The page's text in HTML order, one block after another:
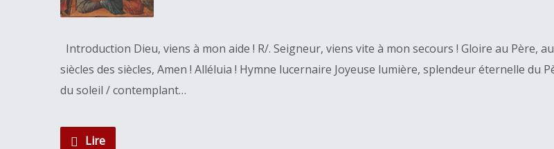
Introduction Dieu, viens à mon aide ! R/. Seigneur, viens vite à mon secours ! Gloire au Père,
siècles des siècles, Amen ! Alléluia ! Hymne lucernaire Joyeuse lumière, splendeur éternelle du
du soleil / contemplant…
Lire